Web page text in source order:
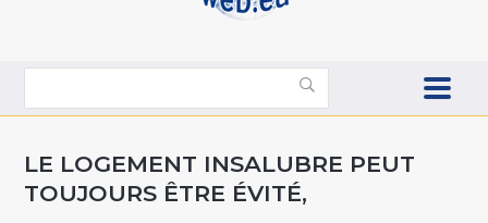
LE LOGEMENT INSALUBRE PEUT
TOUJOURS ÊTRE ÉVITÉ,